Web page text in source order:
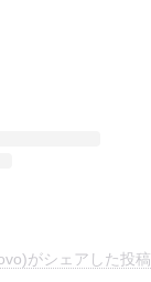
がシェアした投稿